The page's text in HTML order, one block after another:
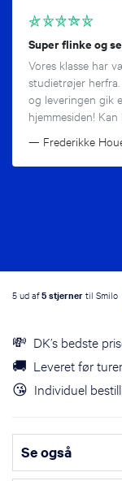
Super flinke og
Vores klasse har
studietrøjer
og leveringen gik
hjemmesiden!
— Frederikke
5 ud af5 stjerner til Smilo
💸 DK’s bedste
🚚 Leveret før
😘 Individuel
Se også